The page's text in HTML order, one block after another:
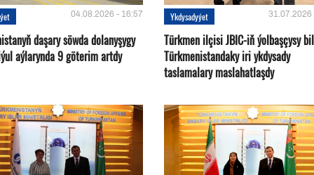
04.08.2026 - 16:57
daşary söwda dolanyşygy
aýlarynda 9 göterim artdy
Ykdysadyýet 31.07.2026
Türkmen ilçisi JBIC-iň ýolbaşçysy
Türkmenistandaky iri ykdysady
taslamalary maslahatlaşdy